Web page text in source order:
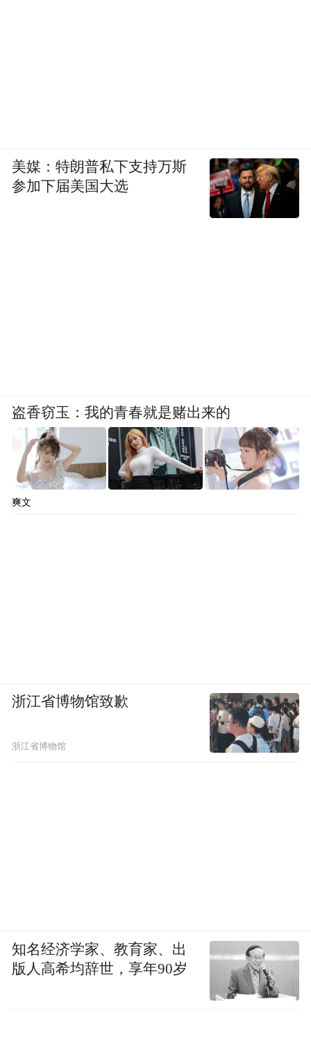
美媒：特朗普私下支持万斯
参加下届美国大选
盗香窃玉：我的青春就是赌出来的
爽文
浙江省博物馆致歉
浙江省博物馆
知名经济学家、教育家、出
版人高希均辞世，享年90岁